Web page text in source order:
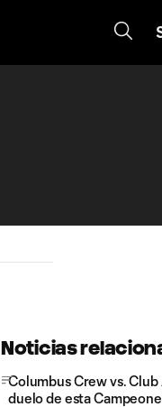
Noticias
Columbus Crew vs. Club
duelo de esta